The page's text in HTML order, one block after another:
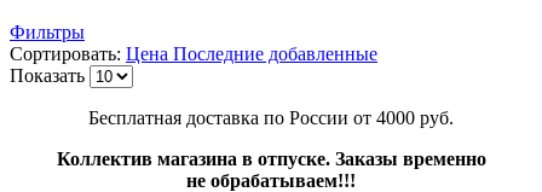
Фильтры
Сортировать: Цена Последние добавленные
Показать
Бесплатная доставка по России от 4000 руб.
Коллектив магазина в отпуске. Заказы временно
не обрабатываем!!!